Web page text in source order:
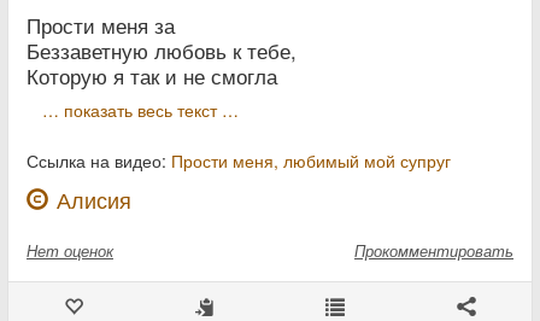
Прости меня за
Беззаветную любовь к тебе,
Которую я так и не смогла
… показать весь текст …
Ссылка на видео: Прости меня, любимый мой супруг
Алисия
Нет оценок Прокомментировать